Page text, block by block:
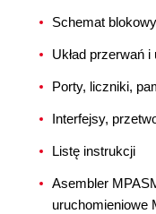
Schemat
Układ przerwań i
Porty, liczniki,
Interfejsy,
Listę instrukcji
Asembler
uruchomieniowe